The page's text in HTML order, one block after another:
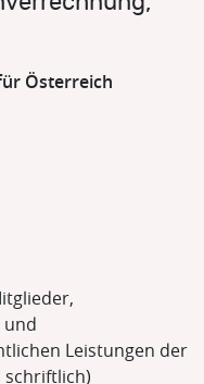
Österreich
Leistungen der
schriftlich)